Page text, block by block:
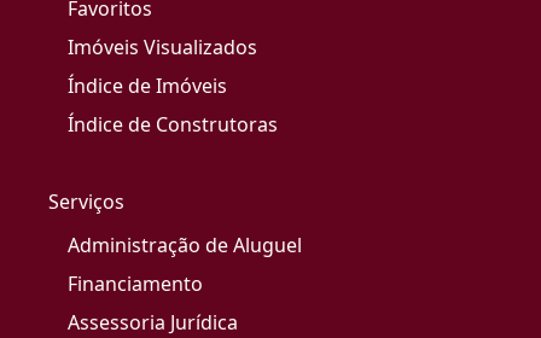
Favoritos
Imóveis Visualizados
Índice de Imóveis
Índice de Construtoras
Serviços
Administração de Aluguel
Financiamento
Assessoria Jurídica